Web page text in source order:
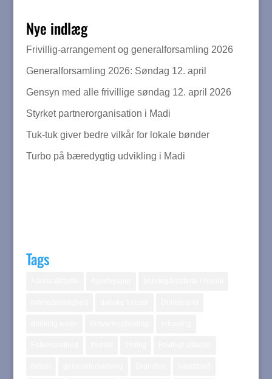
Nye indlæg
Frivillig-arrangement og generalforsamling 2026
Generalforsamling 2026: Søndag 12. april
Gensyn med alle frivillige søndag 12. april 2026
Styrket partnerorganisation i Madi
Tuk-tuk giver bedre vilkår for lokale bønder
Turbo på bæredygtig udvikling i Madi
Tags